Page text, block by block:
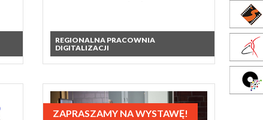
REGIONALNA PRACOWNIA
DIGITALIZACJI
ZAPRASZAMY NA WYSTAWĘ!